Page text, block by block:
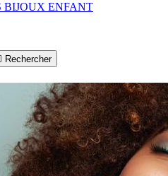
BIJOUX ENFANT
Rechercher